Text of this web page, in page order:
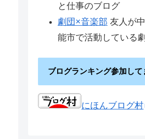
と仕事のブログ
劇団×音楽部 友人が
能市で活動している
ブログランキング参加して
にほんブログ村